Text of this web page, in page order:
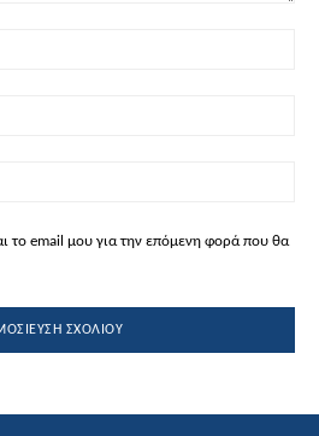
το email μου για την επόμενη φορά που θα